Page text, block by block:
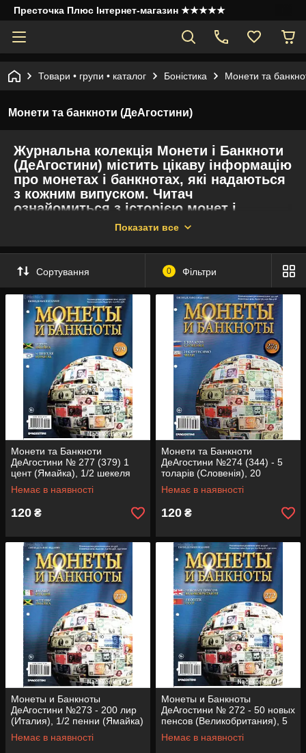
Престочка Плюс Інтернет-магазин ★★★★★
Товари • групи • каталог Боністика Монети та
Монети та банкноти (ДеАгостини)
Журнальна колекція Монети і Банкноти
(ДеАгостини) містить цікаву інформацію
про монетах і банкнотах, які надаються
з кожним випуском. Читач
ознайомиться з історією монет і
банкнот, отримає поради по
додається монета і банкнота або кілька
монет.
У колекції 385 випусків.
Періодичність: 2 рази на місяць.
Видавець: DeAgostini
Показати все
Сортування 0 Фільтри
Монети та Банкноти
ДеАгостини № 277 (379) 1
цент (Ямайка), 1/2 шекеля
(Ізраїль)
Немає в наявності
120 ₴
Монети та Банкноти
ДеАгостини №274 (344) - 5
толарів (Словенія), 20
сентесимо (Чилі)
Немає в наявності
120 ₴
Монеты и Банкноты
ДеАгостини №273 - 200 лир
(Италия), 1/2 пенни (Ямайка)
Немає в наявності
Монеты и Банкноты
ДеАгостини № 272 - 50 новых
пенсов (Великобритания), 5
копеек (СССР)
Немає в наявності